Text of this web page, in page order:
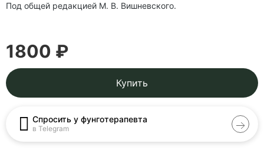
Под общей редакцией М. В. Вишневского.
1800 ₽
Купить
Спросить у фунготерапевта
в Telegram